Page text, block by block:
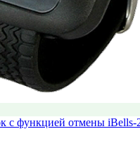
с функцией отмены iBells-